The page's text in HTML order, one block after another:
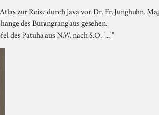
zur Reise durch Java von Dr. Fr. Junghuhn.
des Burangrang aus gesehen.
des Patuha aus N.W. nach S.O. [...]"